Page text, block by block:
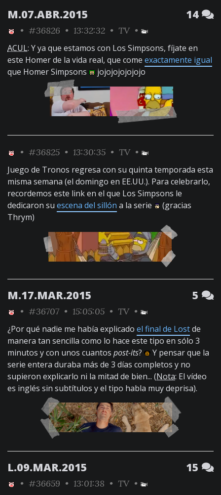
M.07.ABR.2015 14
• #36826 • 13:32:32 • TV•
ACUL: Y ya que estamos con Los Simpsons, fíjate en
este Homer de la vida real, que come exactamente igual
que Homer Simpsons
jojojojojojojo
• #36825 • 13:30:35 • TV•
Juego de Tronos regresa con su quinta temporada esta
misma semana (el domingo en EE.UU.). Para celebrarlo,
recordemos este link en el que Los Simpsons le
dedicaron su escena del sillón a la serie
(gracias
Thrym)
M.17.MAR.2015 5
• #36707 • 15:05:05 • TV•
¿Por qué nadie me había explicado el final de Lostde
manera tan sencilla como lo hace este tipo en sólo 3
minutos y con unos cuantos post-its?
Y pensar que la
serie entera duraba más de 3 días completos y no
supieron explicarlo ni la mitad de bien... (Nota: El vídeo
es inglés sin subtítulos y el tipo habla muy deprisa).
L.09.MAR.2015 15
• #36659 • 13:01:38 • TV•